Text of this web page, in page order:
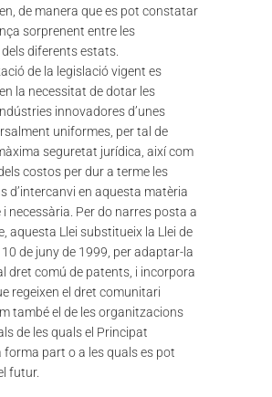
de manera que es pot constatar
sorprenent entre les
dels diferents estats.
de la legislació vigent es
la necessitat de dotar les
innovadores d’unes
uniformes, per tal de
seguretat jurídica, així com
costos per dur a terme les
d’intercanvi en aquesta matèria
necessària. Per do narres posta a
aquesta Llei substitueix la Llei de
de juny de 1999, per adaptar-la
dret comú de patents, i incorpora
regeixen el dret comunitari
també el de les organitzacions
de les quals el Principat
forma part o a les quals es pot
futur.